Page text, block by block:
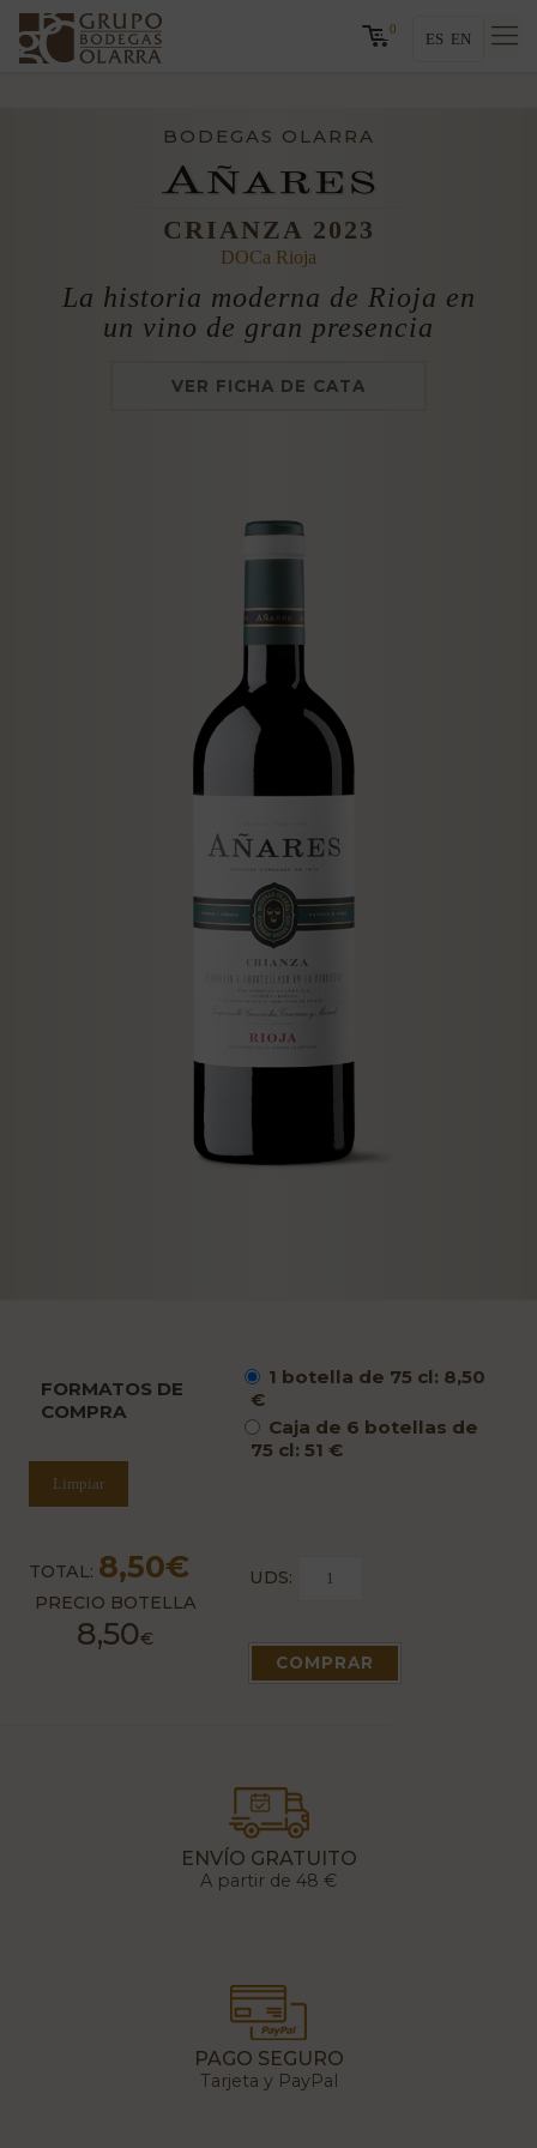
0
ES EN
BODEGAS OLARRA
CRIANZA 2023
DOCa Rioja
La historia moderna de Rioja en
un vino de gran presencia
VER FICHA DE CATA
FORMATOS DE
COMPRA
1 botella de 75 cl: 8,50
€
Caja de 6 botellas de
75 cl: 51 €
Limpiar
TOTAL: 8,50€
PRECIO BOTELLA
8,50€
UDS:
COMPRAR
ENVÍO GRATUITO
A partir de 48 €
PAGO SEGURO
Tarjeta y PayPal